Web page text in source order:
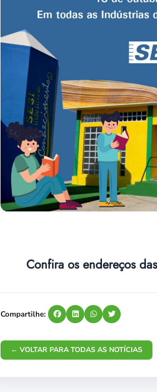
Confira os endereços
Compartilhe:
← VOLTAR PARA TODAS AS NOTÍCIAS